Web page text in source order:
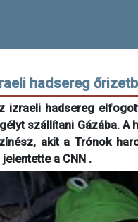
hadsereg
izraeli hadsereg
szállítani Gázába.
akit a Trónok
a CNN .